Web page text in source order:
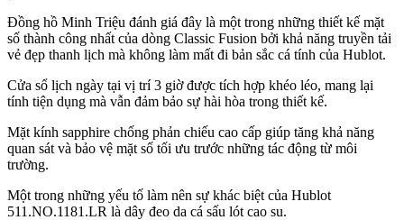
Đồng hồ Minh Triệu đánh giá đây là một trong những thiết kế mặt
số thành công nhất của dòng Classic Fusion bởi khả năng truyền tải
vẻ đẹp thanh lịch mà không làm mất đi bản sắc cá tính của Hublot.
Cửa sổ lịch ngày tại vị trí 3 giờ được tích hợp khéo léo, mang lại
tính tiện dụng mà vẫn đảm bảo sự hài hòa trong thiết kế.
Mặt kính sapphire chống phản chiếu cao cấp giúp tăng khả năng
quan sát và bảo vệ mặt số tối ưu trước những tác động từ môi
trường.
Một trong những yếu tố làm nên sự khác biệt của Hublot
511.NO.1181.LR là dây đeo da cá sấu lót cao su.